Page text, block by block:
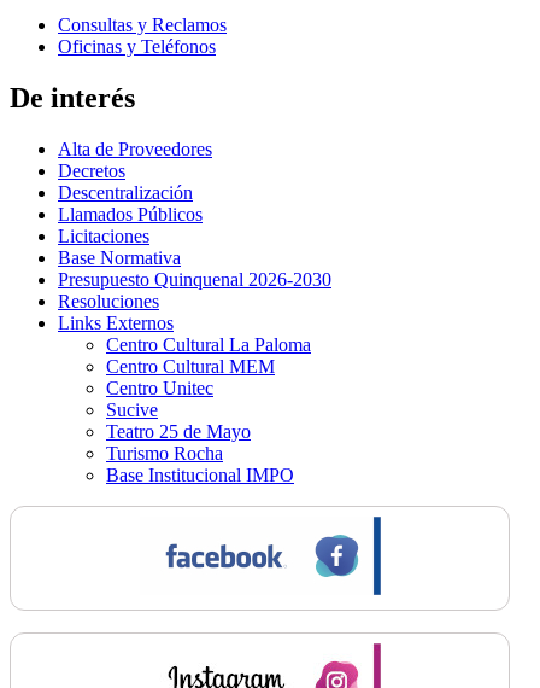
Consultas y Reclamos
Oficinas y Teléfonos
De interés
Alta de Proveedores
Decretos
Descentralización
Llamados Públicos
Licitaciones
Base Normativa
Presupuesto Quinquenal 2026-2030
Resoluciones
Links Externos
Centro Cultural La Paloma
Centro Cultural MEM
Centro Unitec
Sucive
Teatro 25 de Mayo
Turismo Rocha
Base Institucional IMPO